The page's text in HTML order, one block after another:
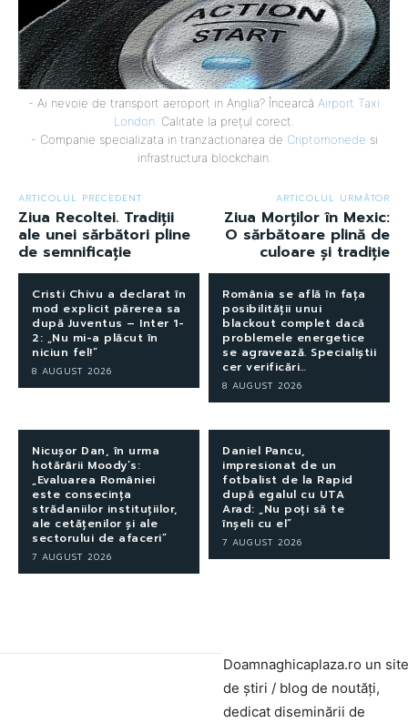
- Ai nevoie de transport aeroport in Anglia? Încearcă Airport Taxi
London . Calitate la prețul corect.
- Companie specializata in tranzactionarea de Criptomonede si
infrastructura blockchain.
ARTICOLUL PRECEDENT
Ziua Recoltei. Tradiții
ale unei sărbători pline
de semnificație
ARTICOLUL URMĂTOR
Ziua Morților în Mexic:
O sărbătoare plină de
culoare și tradiție
Cristi Chivu a declarat în
mod explicit părerea sa
după Juventus – Inter 1-
2: „Nu mi-a plăcut în
niciun fel!”
8 AUGUST 2026
România se află în fața
posibilității unui
blackout complet dacă
problemele energetice
se agravează. Specialiștii
cer verificări…
8 AUGUST 2026
Nicușor Dan, în urma
hotărârii Moody’s:
„Evaluarea României
este consecința
strădaniilor instituțiilor,
ale cetățenilor și ale
sectorului de afaceri”
7 AUGUST 2026
Daniel Pancu,
impresionat de un
fotbalist de la Rapid
după egalul cu UTA
Arad: „Nu poți să te
înșeli cu el”
7 AUGUST 2026
Doamnaghicaplaza.ro un site
de știri / blog de noutăți,
dedicat diseminării de